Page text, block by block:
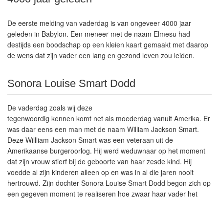
De eerste melding van vaderdag is van ongeveer 4000 jaar
geleden in Babylon. Een meneer met de naam Elmesu had
destijds een boodschap op een kleien kaart gemaakt met daarop
de wens dat zijn vader een lang en gezond leven zou leiden.
Sonora Louise Smart Dodd
De vaderdag zoals wij deze
tegenwoordig kennen komt net als moederdag vanuit Amerika. Er
was daar eens een man met de naam William Jackson Smart.
Deze Willliam Jackson Smart was een veteraan uit de
Amerikaanse burgeroorlog. Hij werd weduwnaar op het moment
dat zijn vrouw stierf bij de geboorte van haar zesde kind. Hij
voedde al zijn kinderen alleen op en was in al die jaren nooit
hertrouwd. Zijn dochter Sonora Louise Smart Dodd begon zich op
een gegeven moment te realiseren hoe zwaar haar vader het